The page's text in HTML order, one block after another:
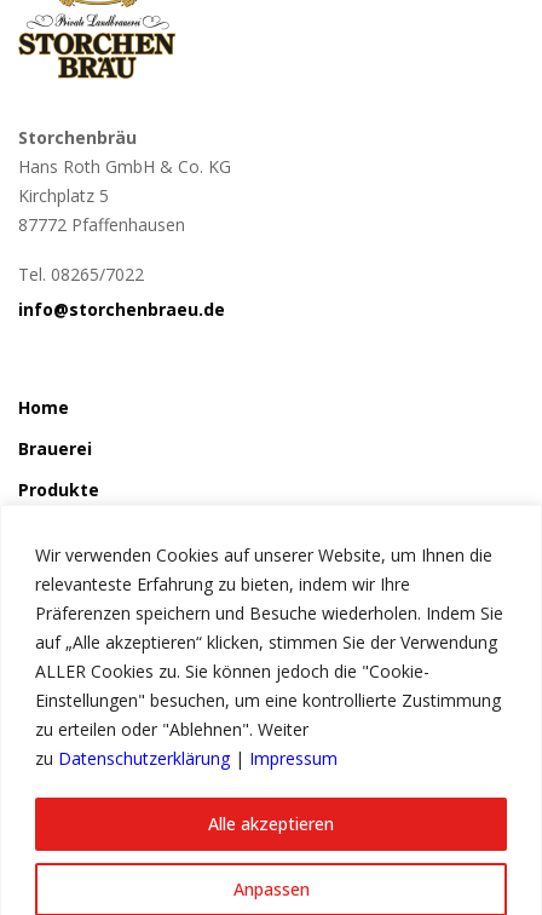
Wir verwenden Cookies auf unserer Website, um Ihnen die
relevanteste Erfahrung zu bieten, indem wir Ihre
Präferenzen speichern und Besuche wiederholen. Indem Sie
auf „Alle akzeptieren“ klicken, stimmen Sie der Verwendung
ALLER Cookies zu. Sie können jedoch die "Cookie-
Einstellungen" besuchen, um eine kontrollierte Zustimmung
zu erteilen oder "Ablehnen". Weiter
zu Datenschutzerklärung| Impressum
Anpassen
Alle akzeptieren
Storchenbräu
Hans Roth GmbH & Co. KG
Kirchplatz 5
87772 Pfaffenhausen
Tel. 08265/7022
info@storchenbraeu.de
Home
Brauerei
Produkte
Störchle
Service
News
Kontakt
Impressum
Datenschutzerklärung
© Copyright 2023 Storchenbräu